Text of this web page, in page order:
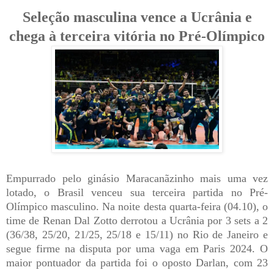
Seleção masculina vence a Ucrânia e
chega à terceira vitória no Pré-Olímpico
Empurrado pelo ginásio Maracanãzinho mais uma vez
lotado, o Brasil venceu sua terceira partida no Pré-
Olímpico masculino. Na noite desta quarta-feira (04.10), o
time de Renan Dal Zotto derrotou a Ucrânia por 3 sets a 2
(36/38, 25/20, 21/25, 25/18 e 15/11) no Rio de Janeiro e
segue firme na disputa por uma vaga em Paris 2024. O
maior pontuador da partida foi o oposto Darlan, com 23